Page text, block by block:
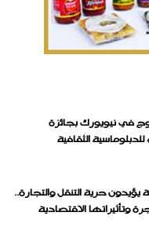
في نيويورك بجائزة
يؤيدون حرية التنقل والتجارة..
الاقتصادية